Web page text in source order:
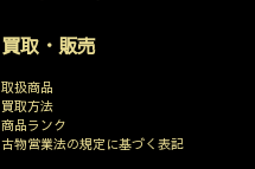
買取・販売
取扱商品
買取方法
商品ランク
古物営業法の規定に基づく表記